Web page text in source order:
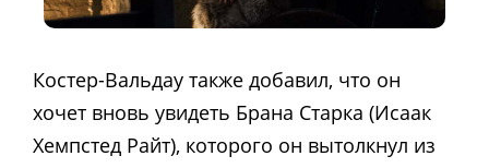
Костер-Вальдау также добавил, что он
хочет вновь увидеть Брана Старка (Исаак
Хемпстед Райт), которого он вытолкнул из